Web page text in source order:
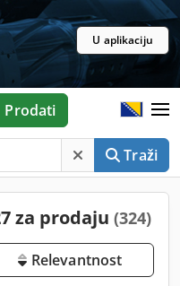
U aplikaciju
Traži
Prodati
za prodaju (324)
Relevantnost